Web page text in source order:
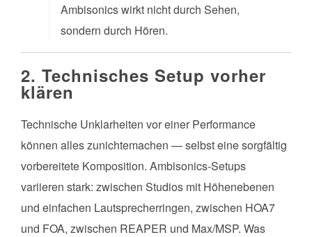
Ambisonics wirkt nicht durch Sehen,
sondern durch Hören.
2. Technisches Setup vorher
klären
Technische Unklarheiten vor einer Performance
können alles zunichtemachen — selbst eine sorgfältig
vorbereitete Komposition. Ambisonics-Setups
variieren stark: zwischen Studios mit Höhenebenen
und einfachen Lautsprecherringen, zwischen HOA7
und FOA, zwischen REAPER und Max/MSP. Was